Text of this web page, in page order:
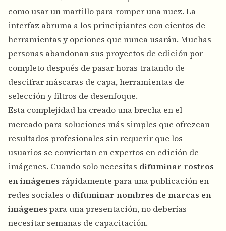
como usar un martillo para romper una nuez. La
interfaz abruma a los principiantes con cientos de
herramientas y opciones que nunca usarán. Muchas
personas abandonan sus proyectos de edición por
completo después de pasar horas tratando de
descifrar máscaras de capa, herramientas de
selección y filtros de desenfoque.
Esta complejidad ha creado una brecha en el
mercado para soluciones más simples que ofrezcan
resultados profesionales sin requerir que los
usuarios se conviertan en expertos en edición de
imágenes. Cuando solo necesitas difuminar rostros
en imágenes rápidamente para una publicación en
redes sociales o difuminar nombres de marcas en
imágenes para una presentación, no deberías
necesitar semanas de capacitación.